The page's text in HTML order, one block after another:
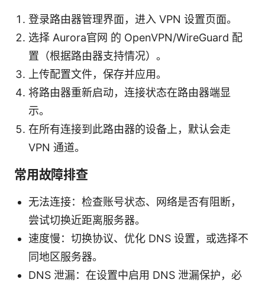
登录路由器管理界面，进入 VPN 设置页面。
选择 Aurora官网 的 OpenVPN/WireGuard 配
置（根据路由器支持情况）。
上传配置文件，保存并应用。
将路由器重新启动，连接状态在路由器端显
示。
在所有连接到此路由器的设备上，默认会走
VPN 通道。
常用故障排查
无法连接：检查账号状态、网络是否有阻断，
尝试切换近距离服务器。
速度慢：切换协议、优化 DNS 设置，或选择不
同地区服务器。
DNS 泄漏：在设置中启用 DNS 泄漏保护，必